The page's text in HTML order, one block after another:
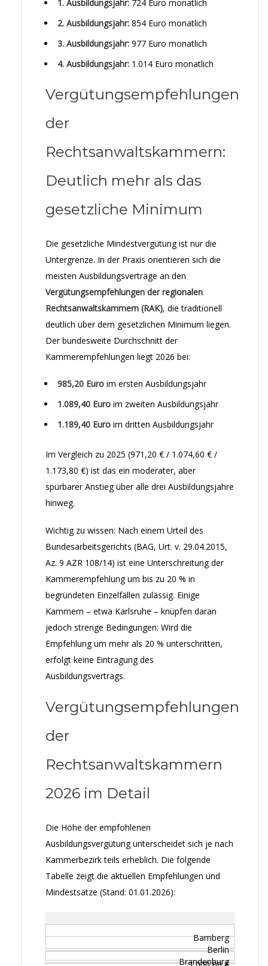
1. Ausbildungsjahr: 724 Euro monatlich
2. Ausbildungsjahr: 854 Euro monatlich
3. Ausbildungsjahr: 977 Euro monatlich
4. Ausbildungsjahr: 1.014 Euro monatlich
Vergütungsempfehlungen
der
Rechtsanwaltskammern:
Deutlich mehr als das
gesetzliche Minimum
Die gesetzliche Mindestvergütung ist nur die
Untergrenze. In der Praxis orientieren sich die
meisten Ausbildungsverträge an den
Vergütungsempfehlungen der regionalen
Rechtsanwaltskammern (RAK), die traditionell
deutlich über dem gesetzlichen Minimum liegen.
Der bundesweite Durchschnitt der
Kammerempfehlungen liegt 2026 bei:
985,20 Euro im ersten Ausbildungsjahr
1.089,40 Euro im zweiten Ausbildungsjahr
1.189,40 Euro im dritten Ausbildungsjahr
Im Vergleich zu 2025 (971,20 € / 1.074,60 € /
1.173,80 €) ist das ein moderater, aber
spürbarer Anstieg über alle drei Ausbildungsjahre
hinweg.
Wichtig zu wissen: Nach einem Urteil des
Bundesarbeitsgerichts (BAG, Urt. v. 29.04.2015,
Az. 9 AZR 108/14) ist eine Unterschreitung der
Kammerempfehlung um bis zu 20 % in
begründeten Einzelfällen zulässig. Einige
Kammern – etwa Karlsruhe – knüpfen daran
jedoch strenge Bedingungen: Wird die
Empfehlung um mehr als 20 % unterschritten,
erfolgt keine Eintragung des
Ausbildungsvertrags.
Vergütungsempfehlungen
der
Rechtsanwaltskammern
2026 im Detail
Die Höhe der empfohlenen
Ausbildungsvergütung unterscheidet sich je nach
Kammerbezirk teils erheblich. Die folgende
Tabelle zeigt die aktuellen Empfehlungen und
Mindestsätze (Stand: 01.01.2026):
Bamberg
Berlin
Brandenburg